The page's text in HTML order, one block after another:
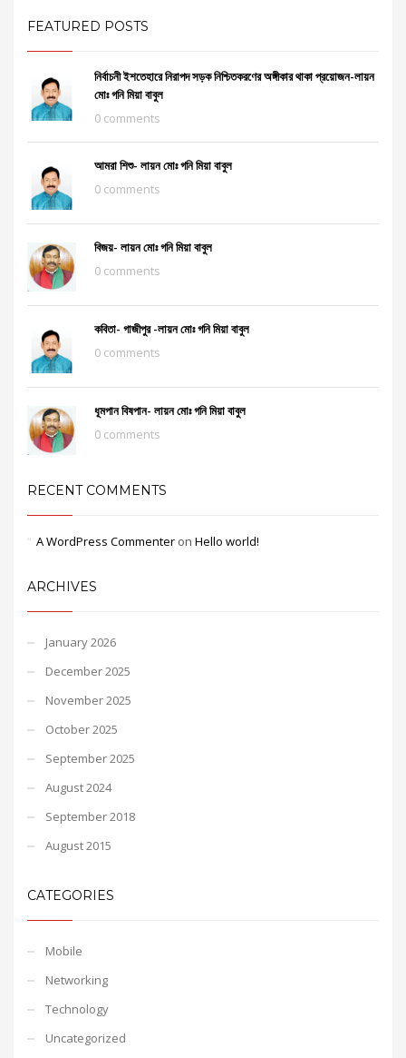
FEATURED POSTS
নির্বাচনী ইশতেহারে নিরাপদ সড়ক নিশ্চিতকরণের অঙ্গীকার থাকা প্রয়োজন-লায়ন
মোঃ গনি মিয়া বাবুল
0 comments
আমরা শিশু- লায়ন মোঃ গনি মিয়া বাবুল
0 comments
বিজয়- লায়ন মোঃ গনি মিয়া বাবুল
0 comments
কবিতা- গাজীপুর -লায়ন মোঃ গনি মিয়া বাবুল
0 comments
ধূমপান বিষপান- লায়ন মোঃ গনি মিয়া বাবুল
0 comments
RECENT COMMENTS
A WordPress Commenter on Hello world!
ARCHIVES
January 2026
December 2025
November 2025
October 2025
September 2025
August 2024
September 2018
August 2015
CATEGORIES
Mobile
Networking
Technology
Uncategorized